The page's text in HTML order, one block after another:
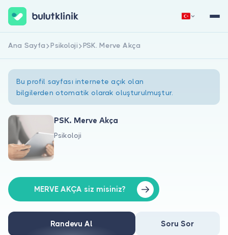
Hakkımızda
Doktorlar için
Doktor musunuz?
Hemen Kaydol
Ana Sayfa Psikoloji PSK. Merve Akça
Bu profil sayfası internete açık olan
bilgilerden otomatik olarak oluşturulmuştur.
PSK. Merve Akça
Psikoloji
MERVE AKÇA siz misiniz?
Randevu Al Soru Sor